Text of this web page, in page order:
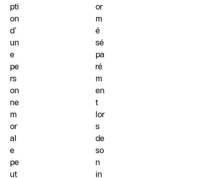
pti
on
d’
un
e
pe
rs
on
ne
m
or
al
e
pe
ut
or
m
é
sé
pa
ré
m
en
t
lor
s
de
so
n
in